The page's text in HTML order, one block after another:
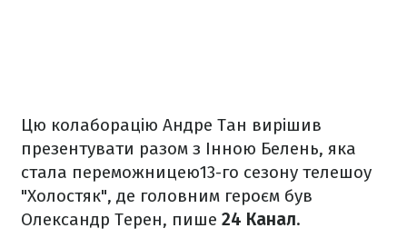
Цю колаборацію Андре Тан вирішив
презентувати разом з Інною Белень, яка
стала переможницею13-го сезону телешоу
"Холостяк", де головним героєм був
Олександр Терен, пише 24 Канал.